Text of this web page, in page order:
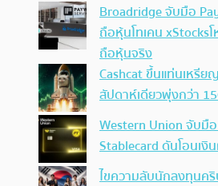
Broadridge จับมือ
ถือหุ้นโทเคน xStocks
ถือหุ้นจริง
Cashcat ขึ้นแท่นเหรีย
สัปดาห์เดียวพุ่งกว่า
Western Union จับมื
Stablecard ดันโอนเงิ
ไขความลับนักลงทุนคริ